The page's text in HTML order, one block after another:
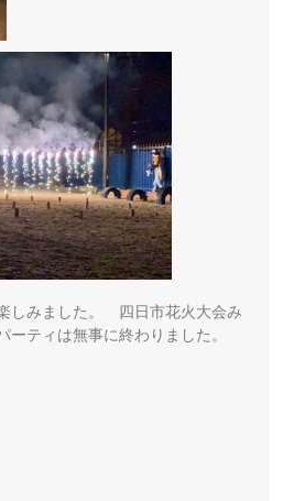
しみました。 四日市花火大会み
ーティは無事に終わりました。